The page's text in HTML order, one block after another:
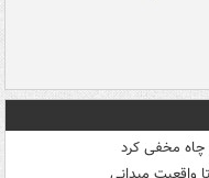
مخفی کرد